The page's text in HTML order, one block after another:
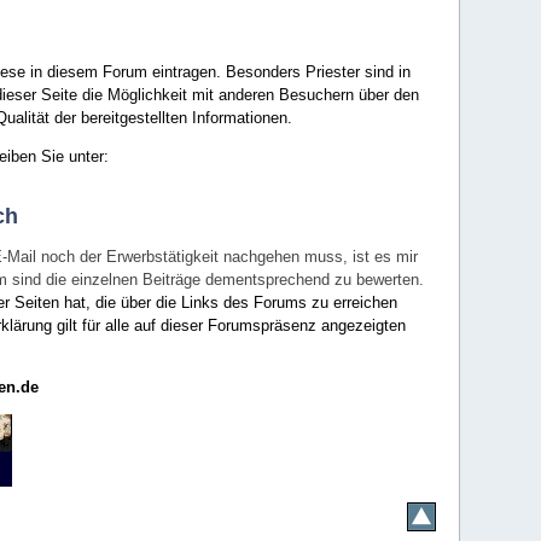
in diesem Forum eintragen. Besonders Priester sind in
Seite die Möglichkeit mit anderen Besuchern über den
der bereitgestellten Informationen.
Sie unter:
noch der Erwerbstätigkeit nachgehen muss, ist es mir
die einzelnen Beiträge dementsprechend zu bewerten.
Seiten hat, die über die Links des Forums zu erreichen
gilt für alle auf dieser Forumspräsenz angezeigten